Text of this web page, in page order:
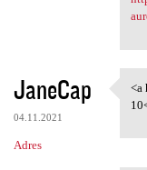
JaneCap
04.11.2021
Adres
<a
<a